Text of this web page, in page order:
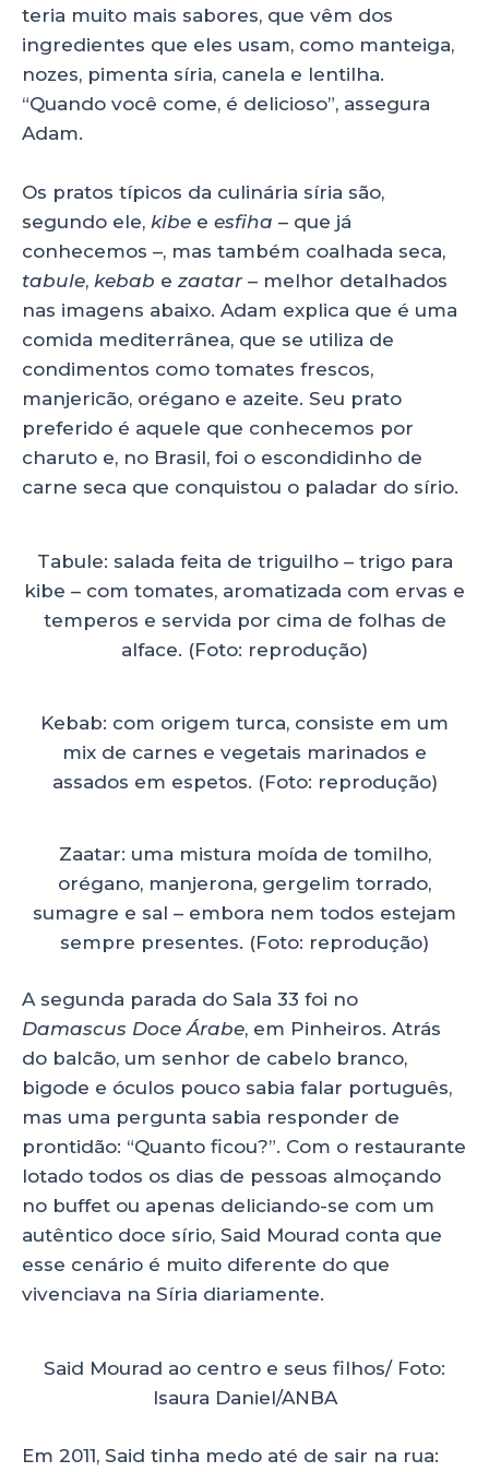
teria muito mais sabores, que vêm dos
ingredientes que eles usam, como manteiga,
nozes, pimenta síria, canela e lentilha.
“Quando você come, é delicioso”, assegura
Adam.
Os pratos típicos da culinária síria são,
segundo ele, kibe e esfiha – que já
conhecemos –, mas também coalhada seca,
tabule, kebab e zaatar– melhor detalhados
nas imagens abaixo. Adam explica que é uma
comida mediterrânea, que se utiliza de
condimentos como tomates frescos,
manjericão, orégano e azeite. Seu prato
preferido é aquele que conhecemos por
charuto e, no Brasil, foi o escondidinho de
carne seca que conquistou o paladar do sírio.
Tabule: salada feita de triguilho – trigo para
kibe – com tomates, aromatizada com ervas e
temperos e servida por cima de folhas de
alface. (Foto: reprodução)
Kebab: com origem turca, consiste em um
mix de carnes e vegetais marinados e
assados em espetos. (Foto: reprodução)
Zaatar: uma mistura moída de tomilho,
orégano, manjerona, gergelim torrado,
sumagre e sal – embora nem todos estejam
sempre presentes. (Foto: reprodução)
A segunda parada do Sala 33 foi no
Damascus Doce Árabe, em Pinheiros. Atrás
do balcão, um senhor de cabelo branco,
bigode e óculos pouco sabia falar português,
mas uma pergunta sabia responder de
prontidão: “Quanto ficou?”. Com o restaurante
lotado todos os dias de pessoas almoçando
no buffet ou apenas deliciando-se com um
autêntico doce sírio, Said Mourad conta que
esse cenário é muito diferente do que
vivenciava na Síria diariamente.
Said Mourad ao centro e seus filhos/ Foto:
Isaura Daniel/ANBA
Em 2011, Said tinha medo até de sair na rua: